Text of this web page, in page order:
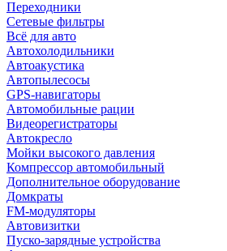
Переходники
Сетевые фильтры
Всё для авто
Автохолодильники
Автоакустика
Автопылесосы
GPS-навигаторы
Автомобильные рации
Видеорегистраторы
Автокресло
Мойки высокого давления
Компрессор автомобильный
Дополнительное оборудование
Домкраты
FM-модуляторы
Автовизитки
Пуско-зарядные устройства